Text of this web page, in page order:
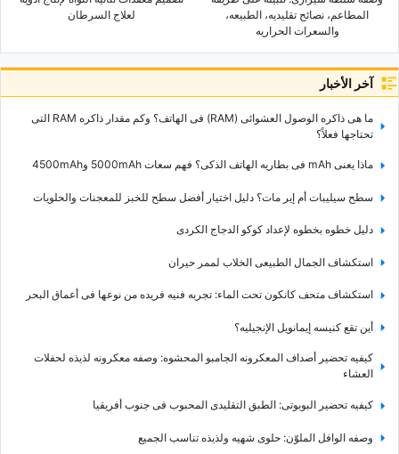
المطاعم، نصائح تقلیدیه، الطبیعه،
والسعرات الحراریه
لعلاج السرطان
آخر الأخبار
ما هی ذاکره الوصول العشوائی (RAM) فی الهاتف؟ وکم مقدار ذاکره RAM التی
تحتاجها فعلاً؟
ماذا یعنی mAh فی بطاریه الهاتف الذکی؟ فهم سعات 5000mAh و4500mAh
سطح سیلیبات أم إیر مات؟ دلیل اختیار أفضل سطح للخبز للمعجنات والحلویات
دلیل خطوه بخطوه لإعداد کوکو الدجاج الکردی
استکشاف الجمال الطبیعی الخلاب لممر حیران
استکشاف متحف کانکون تحت الماء: تجربه فنیه فریده من نوعها فی أعماق البحر
أین تقع کنیسه إیمانویل الإنجیلیه؟
کیفیه تحضیر أصداف المعکرونه الجامبو المحشوه: وصفه معکرونه لذیذه لحفلات
العشاء
کیفیه تحضیر البوبوتی: الطبق التقلیدی المحبوب فی جنوب أفریقیا
وصفه الوافل الملوّن: حلوى شهیه ولذیذه تناسب الجمیع